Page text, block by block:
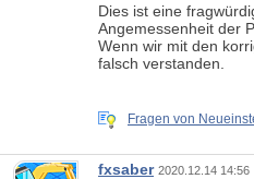
Dies ist eine
Angemessenheit der
Wenn wir mit den
falsch verstanden.
Fragen von
fxsaber 2020.12.14 14:56